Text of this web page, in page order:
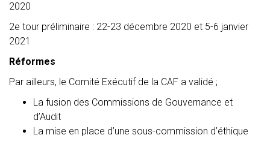
2020
2e tour préliminaire : 22-23 décembre 2020 et 5-6 janvier
2021
Réformes
Par ailleurs, le Comité Exécutif de la CAF a validé ;
La fusion des Commissions de Gouvernance et
d’Audit
La mise en place d’une sous-commission d’éthique